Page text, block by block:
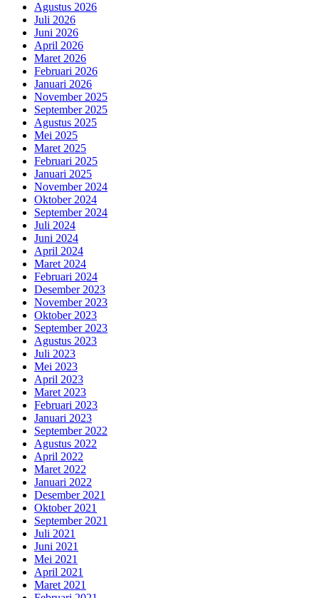
Agustus 2026
Juli 2026
Juni 2026
April 2026
Maret 2026
Februari 2026
Januari 2026
November 2025
September 2025
Agustus 2025
Mei 2025
Maret 2025
Februari 2025
Januari 2025
November 2024
Oktober 2024
September 2024
Juli 2024
Juni 2024
April 2024
Maret 2024
Februari 2024
Desember 2023
November 2023
Oktober 2023
September 2023
Agustus 2023
Juli 2023
Mei 2023
April 2023
Maret 2023
Februari 2023
Januari 2023
September 2022
Agustus 2022
April 2022
Maret 2022
Januari 2022
Desember 2021
Oktober 2021
September 2021
Juli 2021
Juni 2021
Mei 2021
April 2021
Maret 2021